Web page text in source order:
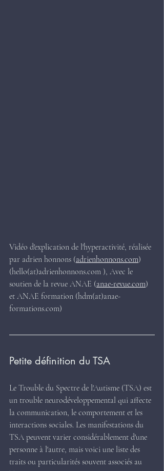
Vidéo d'explication de l'hyperactivité, réalisée
par adrien honnons (adrienhonnons.com)
(hello(at)adrienhonnons.com ), Avec le
soutien de la revue ANAE (anae-revue.com)
et ANAE formation (hdm(at)anae-
formations.com)
Petite définition du TSA
Le Trouble du Spectre de l'Autisme (TSA) est
un trouble neurodéveloppemental qui affecte
la communication, le comportement et les
interactions sociales. Les manifestations du
TSA peuvent varier considérablement d'une
personne à l'autre, mais voici une liste des
traits ou particularités souvent associés au